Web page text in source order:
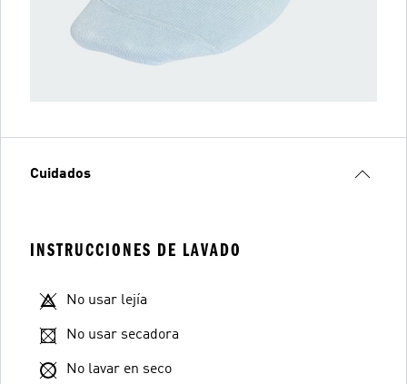
Cuidados
INSTRUCCIONES DE LAVADO
No usar lejía
No usar secadora
No lavar en seco